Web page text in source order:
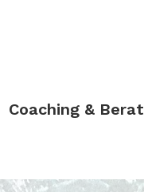
Coaching &